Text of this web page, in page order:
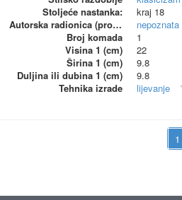
Stoljeće nastanka:
kraj 18
Autorska radionica (proizvođač)
nepoznata
Broj komada
1
Visina 1 (cm)
22
Širina 1 (cm)
9.8
Duljina ili dubina 1 (cm)
9.8
Tehnika izrade
lijevanje